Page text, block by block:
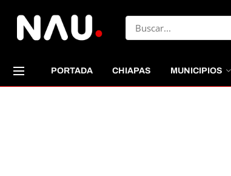
PORTADA CHIAPAS MUNICIPIOS